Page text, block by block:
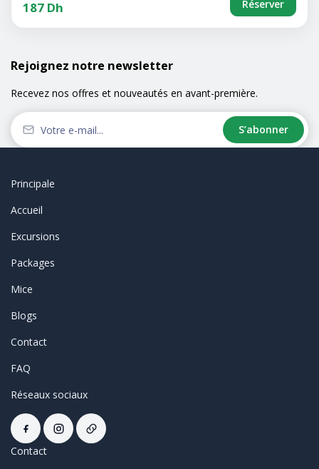
187 Dh Réserver
Rejoignez notre newsletter
Recevez nos offres et nouveautés en avant-première.
S’abonner
Principale
Accueil
Excursions
Packages
Mice
Blogs
Contact
FAQ
Réseaux sociaux
Contact